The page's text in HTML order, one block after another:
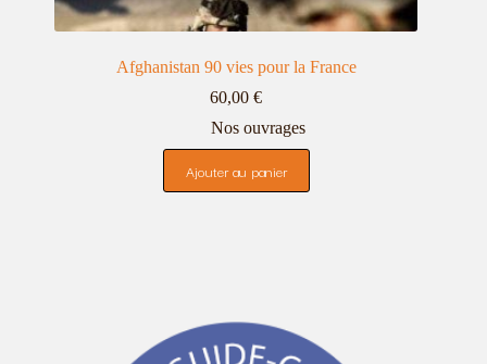
Afghanistan 90 vies pour la France
60,00€
Nos ouvrages
Ajouter au panier